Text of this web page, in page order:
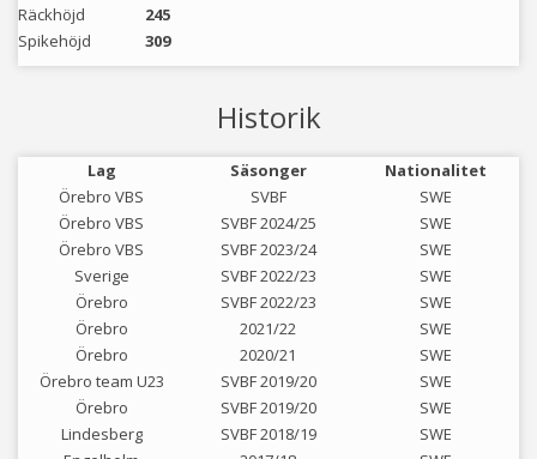
Räckhöjd
245
Spikehöjd
309
Historik
Lag Säsonger
Nationalitet
Örebro VBS
SVBF
SWE
Örebro VBS
SVBF 2024/25
SWE
Örebro VBS
SVBF 2023/24
SWE
Sverige
SVBF 2022/23
SWE
Örebro
SVBF 2022/23
SWE
Örebro
2021/22
SWE
Örebro
2020/21
SWE
Örebro team U23
SVBF 2019/20
SWE
Örebro
SVBF 2019/20
SWE
Lindesberg
SVBF 2018/19
SWE